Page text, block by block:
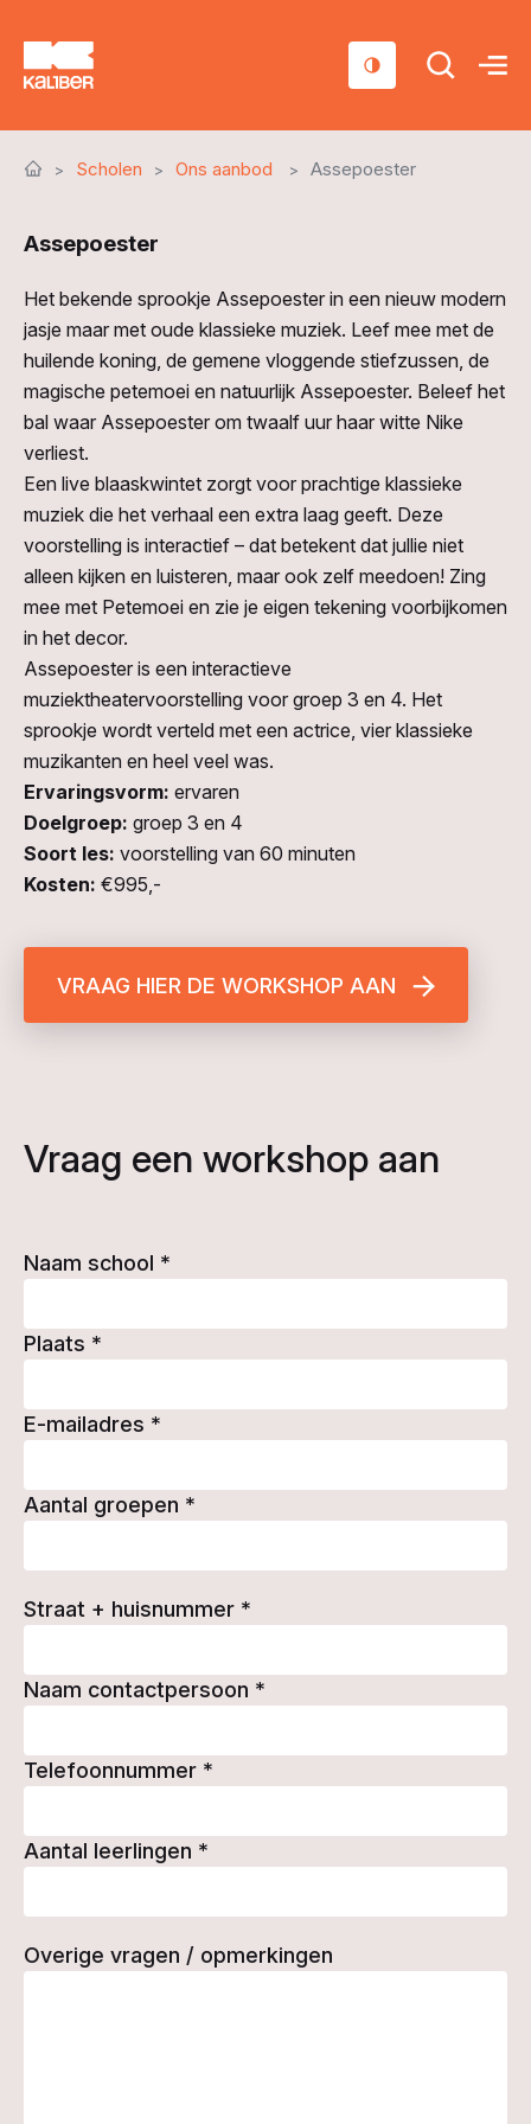
Sociaal domein
Over ons
Nieuws & Agenda
Contact
Scholen Ons aanbod Assepoester
Assepoester
Het bekende sprookje Assepoester in een nieuw modern
jasje maar met oude klassieke muziek. Leef mee met de
huilende koning, de gemene vloggende stiefzussen, de
magische petemoei en natuurlijk Assepoester. Beleef het
bal waar Assepoester om twaalf uur haar witte Nike
verliest.
Een live blaaskwintet zorgt voor prachtige klassieke
muziek die het verhaal een extra laag geeft. Deze
voorstelling is interactief – dat betekent dat jullie niet
alleen kijken en luisteren, maar ook zelf meedoen! Zing
mee met Petemoei en zie je eigen tekening voorbijkomen
in het decor.
Assepoester is een interactieve
muziektheatervoorstelling voor groep 3 en 4. Het
sprookje wordt verteld met een actrice, vier klassieke
muzikanten en heel veel was.
Ervaringsvorm: ervaren
Doelgroep: groep 3 en 4
Soort les: voorstelling van 60 minuten
Kosten: €995,-
VRAAG HIER DE WORKSHOP AAN
Vraag een workshop aan
Naam school *
Plaats *
E-mailadres *
Aantal groepen *
Straat + huisnummer *
Naam contactpersoon *
Telefoonnummer *
Aantal leerlingen *
Overige vragen / opmerkingen